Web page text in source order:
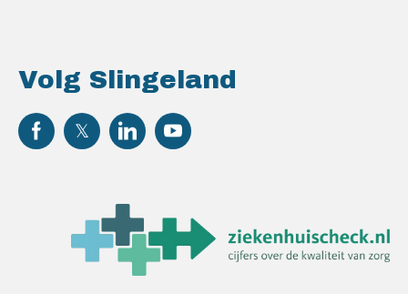
Volg Slingeland